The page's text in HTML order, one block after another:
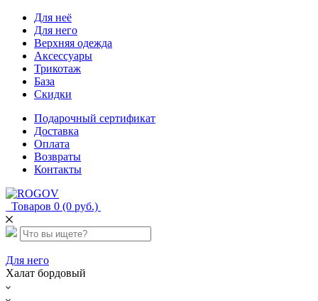
Для неё
Для него
Верхняя одежда
Аксессуары
Трикотаж
База
Скидки
Подарочный сертификат
Доставка
Оплата
Возвраты
Контакты
Товаров 0 (0 руб.)
Для него
Халат бордовый